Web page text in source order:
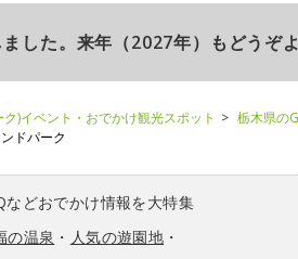
した。来年（2027年）もどうぞ
)イベント・おでかけ観光スポット
栃木県の
ドパーク
などおでかけ情報を大特集
の温泉 ・ 人気の遊園地 ・